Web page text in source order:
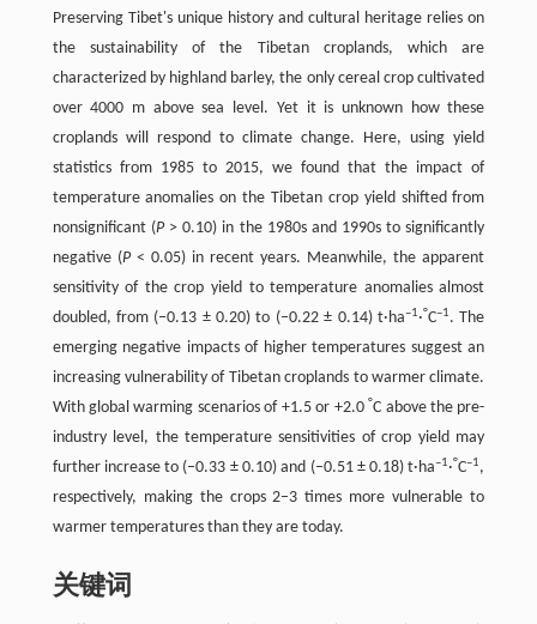
Preserving Tibet's unique history and cultural heritage relies on
the sustainability of the Tibetan croplands, which are
characterized by highland barley, the only cereal crop cultivated
over 4000 m above sea level. Yet it is unknown how these
croplands will respond to climate change. Here, using yield
statistics from 1985 to 2015, we found that the impact of
temperature anomalies on the Tibetan crop yield shifted from
nonsignificant (P> 0.10) in the 1980s and 1990s to significantly
negative (P< 0.05) in recent years. Meanwhile, the apparent
sensitivity of the crop yield to temperature anomalies almost
doubled, from (–0.13 ± 0.20) to (–0.22 ± 0.14) t·ha–1·°C–1. The
emerging negative impacts of higher temperatures suggest an
increasing vulnerability of Tibetan croplands to warmer climate.
With global warming scenarios of +1.5 or +2.0 °C above the pre-
industry level, the temperature sensitivities of crop yield may
further increase to (–0.33 ± 0.10) and (–0.51 ± 0.18) t·ha–1·°C–1,
respectively, making the crops 2–3 times more vulnerable to
warmer temperatures than they are today.
关键词